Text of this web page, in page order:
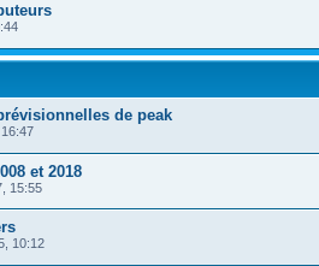
de peak
et 2018
15:55
10:12